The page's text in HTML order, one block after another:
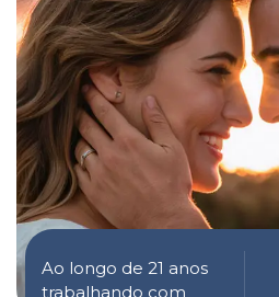
Ao longo de 21 anos
trabalhando com